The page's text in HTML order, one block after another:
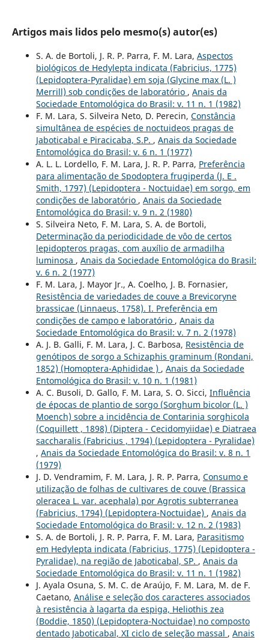
Artigos mais lidos pelo mesmo(s) autor(es)
S. A. de Bortoli, J. R. P. Parra, F. M. Lara, Aspectos
biológicos de Hedylepta indicata (Fabricius, 1775)
(Lepidoptera-Pyralidae) em soja (Glycine max (L. )
Merrill) sob condições de laboratório , Anais da
Sociedade Entomológica do Brasil: v. 11 n. 1 (1982)
F. M. Lara, S. Silveira Neto, D. Perecin, Constância
simultânea de espécies de noctuideos pragas de
Jaboticabal e Piracicaba, S.P. , Anais da Sociedade
Entomológica do Brasil: v. 6 n. 1 (1977)
A. L. L. Lordello, F. M. Lara, J. R. P. Parra, Preferência
para alimentação de Spodoptera frugiperda (J. E .
Smith, 1797) (Lepidoptera - Noctuidae) em sorgo, em
condições de laboratório , Anais da Sociedade
Entomológica do Brasil: v. 9 n. 2 (1980)
S. Silveira Neto, F. M. Lara, S. A. de Bortoli,
Determinação da periodicidade de vôo de certos
lepidopteros pragas, com auxílio de armadilha
luminosa , Anais da Sociedade Entomológica do Brasil:
v. 6 n. 2 (1977)
F. M. Lara, J. Mayor Jr., A. Coelho, J. B. Fornasier,
Resistência de variedades de couve a Brevicoryne
brassicae (Linnaeus, 1758). I. Preferência em
condições de campo e laboratório , Anais da
Sociedade Entomológica do Brasil: v. 7 n. 2 (1978)
A. J. B. Galli, F. M. Lara, J. C. Barbosa, Resistência de
genótipos de sorgo a Schizaphis graminum (Rondani,
1852) (Homoptera-Aphididae ) , Anais da Sociedade
Entomológica do Brasil: v. 10 n. 1 (1981)
A. C. Busoli, D. Gallo, F. M. Lara, S. O. Sicci, Influência
de épocas de plantio de sorgo (Sorghum bicolor (L. )
Moench) sobre a incidência de Contarinia sorghicola
(Coquillett , 1898) (Diptera - Cecidomyiidae) e Diatraea
saccharalis (Fabricius , 1794) (Lepidoptera - Pyralidae)
, Anais da Sociedade Entomológica do Brasil: v. 8 n. 1
(1979)
J. D. Vendramim, F. M. Lara, J. R. P. Parra, Consumo e
utilização de folhas de cultivares de couve (Brassica
oleracea L. var. acephala) por Agrotis subterranea
(Fabricius, 1794) (Lepidoptera-Noctuidae) , Anais da
Sociedade Entomológica do Brasil: v. 12 n. 2 (1983)
S. A. de Bortoli, J. R. P. Parra, F. M. Lara, Parasitismo
em Hedylepta indicata (Fabricius, 1775) (Lepidoptera -
Pyralidae), na região de Jaboticabal, SP. , Anais da
Sociedade Entomológica do Brasil: v. 11 n. 1 (1982)
J. Ayala Osuna, S. M. C. de Araújo, F. M. Lara, M. de F.
Caetano, Análise e seleção dos caracteres associados
à resistência à lagarta da espiga, Heliothis zea
(Boddie, 1850) (Lepidoptera-Noctuidae) no composto
dentado Jaboticabal, XI ciclo de seleção massal , Anais